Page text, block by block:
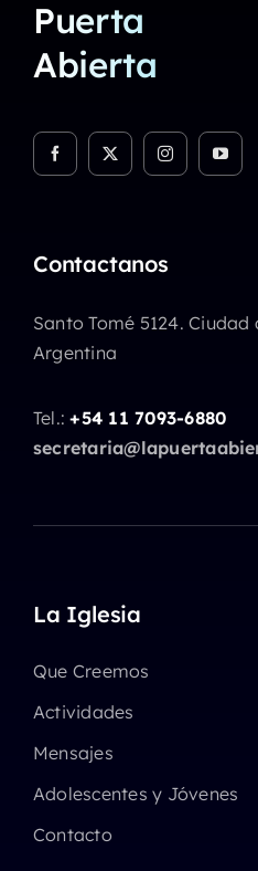
Puerta
Abierta
Contactanos
Santo Tomé 5124. Ciudad
Argentina
Tel.:+54 11 7093-6880
La Iglesia
Que Creemos
Actividades
Mensajes
Adolescentes y Jóvenes
Contacto